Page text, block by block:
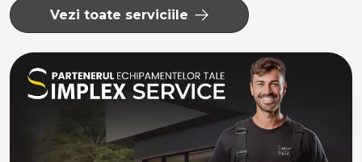
Vezi toate serviciile